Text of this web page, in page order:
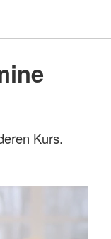
Kurs.